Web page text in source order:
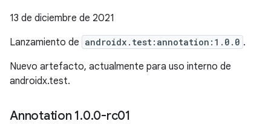
13 de diciembre de 2021
Lanzamiento de androidx.test:annotation:1.0.0 .
Nuevo artefacto, actualmente para uso interno de
androidx.test.
Annotation 1.0.0-rc01